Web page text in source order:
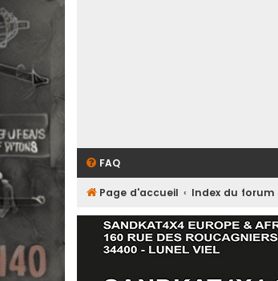
FAQ
Page d'accueil Index du forum